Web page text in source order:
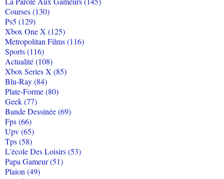
Courses (130)
Ps5 (129)
Xbox One X (125)
Metropolitan Films (116)
Sports (116)
Actualité (108)
Xbox Series X (85)
Blu-Ray (84)
Plate-Forme (80)
Geek (77)
Bande Dessinée (69)
Fps (66)
Upv (65)
Tps (58)
L'école Des Loisirs (53)
Papa Gameur (51)
Plaion (49)